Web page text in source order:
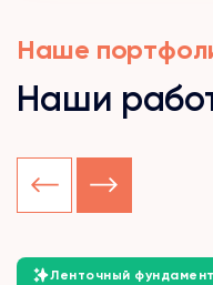
Наше
Наши
Ленточный фундамент